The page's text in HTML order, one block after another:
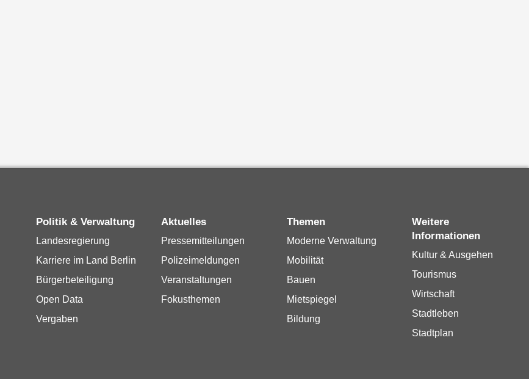
Politik & Verwaltung
Landesregierung
Karriere im Land Berlin
Bürgerbeteiligung
Open Data
Vergaben
Aktuelles
Pressemitteilungen
Polizeimeldungen
Veranstaltungen
Fokusthemen
Themen
Moderne Verwaltung
Mobilität
Bauen
Mietspiegel
Bildung
Weitere
Informationen
Kultur & Ausgehen
Tourismus
Wirtschaft
Stadtleben
Stadtplan